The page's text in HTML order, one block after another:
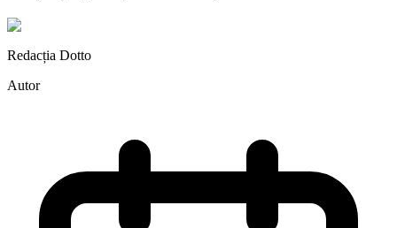
Redacția Dotto
Autor